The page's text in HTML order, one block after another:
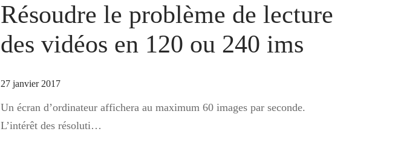
Résoudre le problème de lecture
des vidéos en 120 ou 240 ims
27 janvier 2017
Un écran d’ordinateur affichera au maximum 60 images par seconde.
L’intérêt des résoluti…